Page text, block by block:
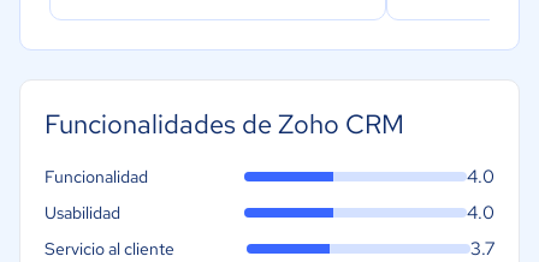
Lienzo
CPQ
Reglas de
Funcionalidades de Zoho CRM
Funcionalidad 4.0
Usabilidad 4.0
Servicio al cliente 3.7